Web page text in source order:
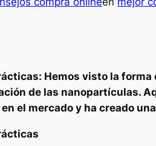
Hemos visto la
de las nanopartículas.
el mercado y ha creado